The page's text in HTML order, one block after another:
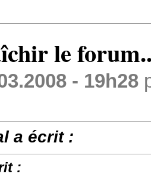
le
- 19h28
a écrit :
: